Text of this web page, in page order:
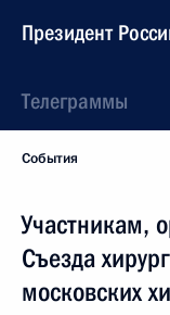
Президент
Телеграммы
События
Участникам,
Съезда
московских